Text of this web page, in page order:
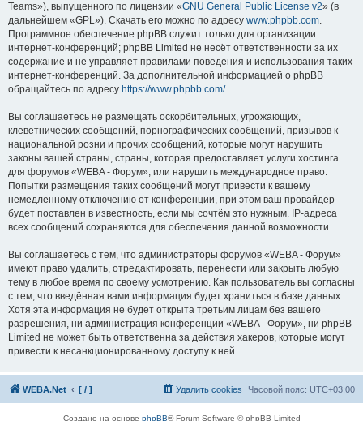
Teams»), выпущенного по лицензии «GNU General Public License v2» (в
дальнейшем «GPL»). Скачать его можно по адресу www.phpbb.com.
Программное обеспечение phpBB служит только для организации
интернет-конференций; phpBB Limited не несёт ответственности за их
содержание и не управляет правилами поведения и использования таких
интернет-конференций. За дополнительной информацией о phpBB
обращайтесь по адресу https://www.phpbb.com/.
Вы соглашаетесь не размещать оскорбительных, угрожающих,
клеветнических сообщений, порнографических сообщений, призывов к
национальной розни и прочих сообщений, которые могут нарушить
законы вашей страны, страны, которая предоставляет услуги хостинга
для форумов «WEBA - Форум», или нарушить международное право.
Попытки размещения таких сообщений могут привести к вашему
немедленному отключению от конференции, при этом ваш провайдер
будет поставлен в известность, если мы сочтём это нужным. IP-адреса
всех сообщений сохраняются для обеспечения данной возможности.
Вы соглашаетесь с тем, что администраторы форумов «WEBA - Форум»
имеют право удалить, отредактировать, перенести или закрыть любую
тему в любое время по своему усмотрению. Как пользователь вы согласны
с тем, что введённая вами информация будет храниться в базе данных.
Хотя эта информация не будет открыта третьим лицам без вашего
разрешения, ни администрация конференции «WEBA - Форум», ни phpBB
Limited не может быть ответственна за действия хакеров, которые могут
привести к несанкционированному доступу к ней.
WEBA.Net [ / ] Часовой пояс: UTC+03:00
Удалить cookies
Создано на основе phpBB® Forum Software © phpBB Limited